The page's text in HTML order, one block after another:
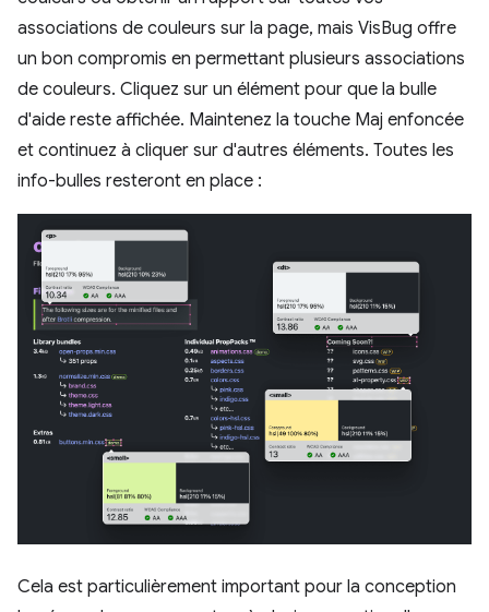
associations de couleurs sur la page, mais VisBug offre
un bon compromis en permettant plusieurs associations
de couleurs. Cliquez sur un élément pour que la bulle
d'aide reste affichée. Maintenez la touche Maj enfoncée
et continuez à cliquer sur d'autres éléments. Toutes les
info-bulles resteront en place :
Cela est particulièrement important pour la conception